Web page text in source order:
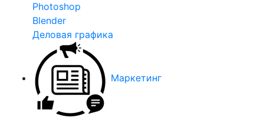
Photoshop
Blender
Деловая графика
Маркетинг